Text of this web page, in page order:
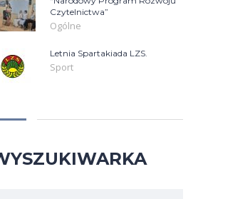
Czytelnictwa”
Ogólne
Letnia Spartakiada LZS.
Sport